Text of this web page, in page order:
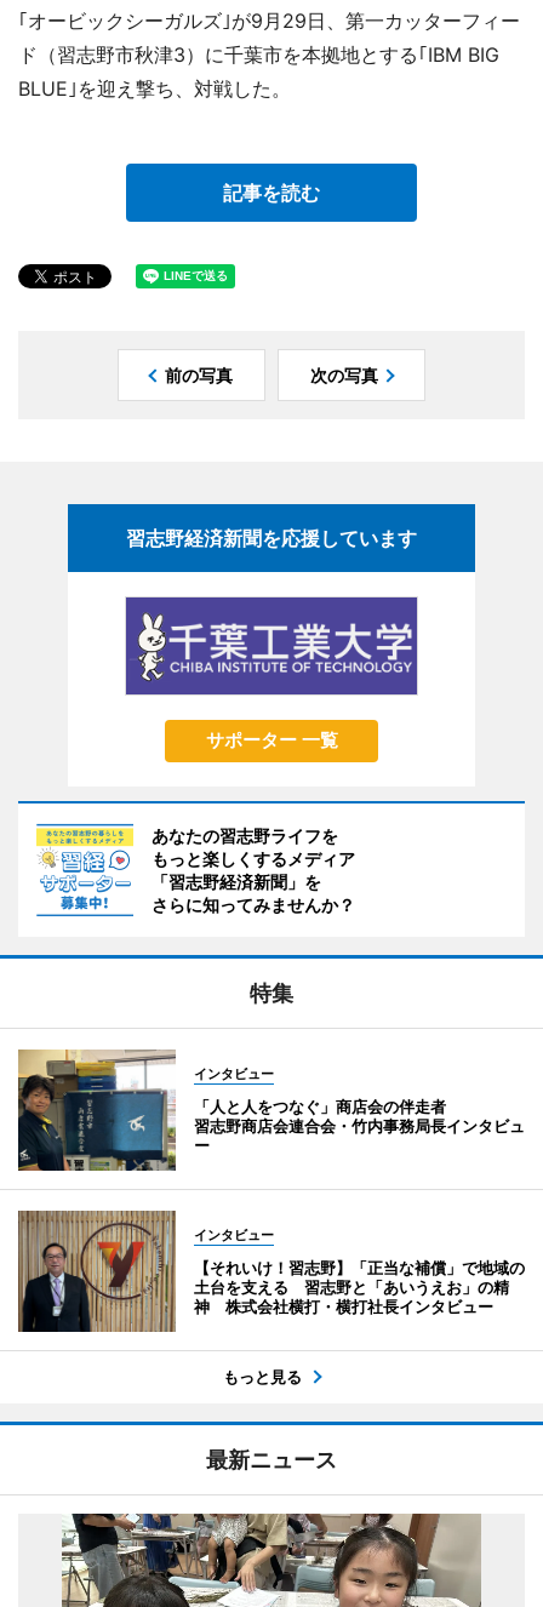
｢オービックシーガルズ｣が9月29日、第一カッターフィー
ド（習志野市秋津3）に千葉市を本拠地とする｢IBM BIG
BLUE｣を迎え撃ち、対戦した。
記事を読む
前の写真 次の写真
習志野経済新聞を応援しています
サポーター 一覧
あなたの習志野ライフを
もっと楽しくするメディア
「習志野経済新聞」を
さらに知ってみませんか？
特集
インタビュー
「人と人をつなぐ」商店会の伴走者
習志野商店会連合会・竹内事務局長インタビュ
ー
インタビュー
【それいけ！習志野】「正当な補償」で地域の
土台を支える 習志野と「あいうえお」の精
神 株式会社横打・横打社長インタビュー
もっと見る
最新ニュース